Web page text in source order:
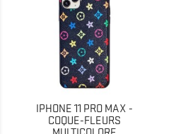
IPHONE 11 PRO MAX -
COQUE-FLEURS